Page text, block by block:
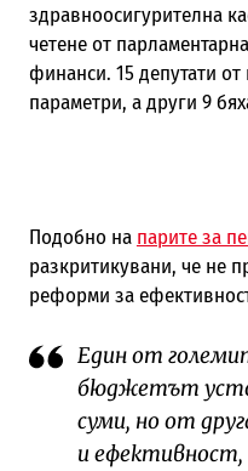
здравноосигурителна
четене от
финанси. 15 депутати
параметри, а други 9
Подобно на парите за
разкритикувани, че не
реформи за
Един от
бюджетът
суми, но от
и